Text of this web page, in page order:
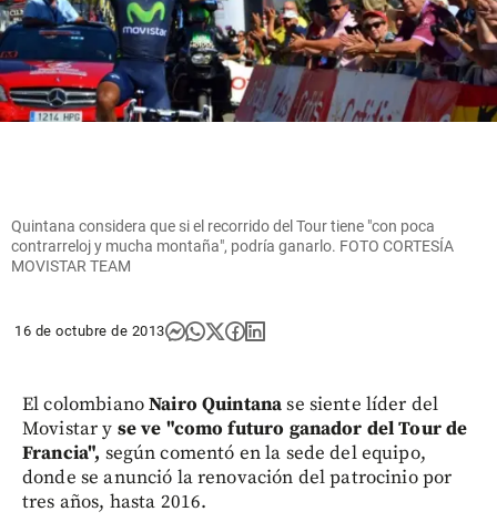
Quintana considera que si el recorrido del Tour tiene "con poca
contrarreloj y mucha montaña", podría ganarlo. FOTO CORTESÍA
MOVISTAR TEAM
16 de octubre de 2013
El colombianoNairo Quintanase siente líder del
Movistar y se ve "como futuro ganador del Tour de
Francia", según comentó en la sede del equipo,
donde se anunció la renovación del patrocinio por
tres años, hasta 2016.